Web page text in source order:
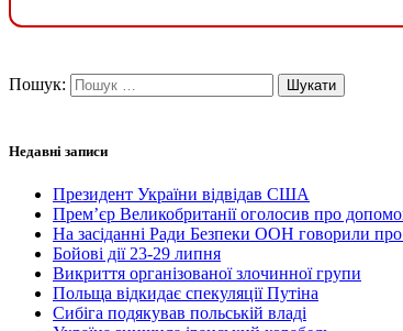
Пошук:
Недавні записи
Президент України відвідав США
Прем’єр Великобританії оголосив про
На засіданні Ради Безпеки ООН говорили
Бойові дії 23-29 липня
Викриття організованої злочинної групи
Польща відкидає спекуляції Путіна
Сибіга подякував польській владі